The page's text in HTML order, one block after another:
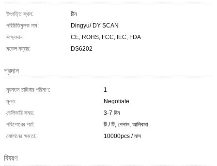
উৎপত্তি স্থল:
চীন
পরিচিতিমুলক নাম:
Dingyu/ DY SCAN
সাক্ষ্যদান:
CE, ROHS, FCC, IEC, FDA
মডেল নম্বার:
DS6202
প্রদান
ন্যূনতম চাহিদার পরিমাণ:
1
মূল্য:
Negotiate
ডেলিভারি সময়:
3-7 দিন
পরিশোধের শর্ত:
টি / টি, পেপাল, আলিবাবা
যোগানের ক্ষমতা:
10000pcs / মাস
বিবরণ